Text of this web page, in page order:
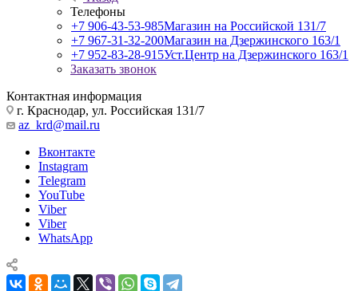
Телефоны
+7 906-43-53-985Магазин на Российской 131/7
+7 967-31-32-200Магазин на Дзержинского 163/1
+7 952-83-28-915Уст.Центр на Дзержинского 163/1
Заказать звонок
Контактная информация
г. Краснодар, ул. Российская 131/7
az_krd@mail.ru
Вконтакте
Instagram
Telegram
YouTube
Viber
Viber
WhatsApp